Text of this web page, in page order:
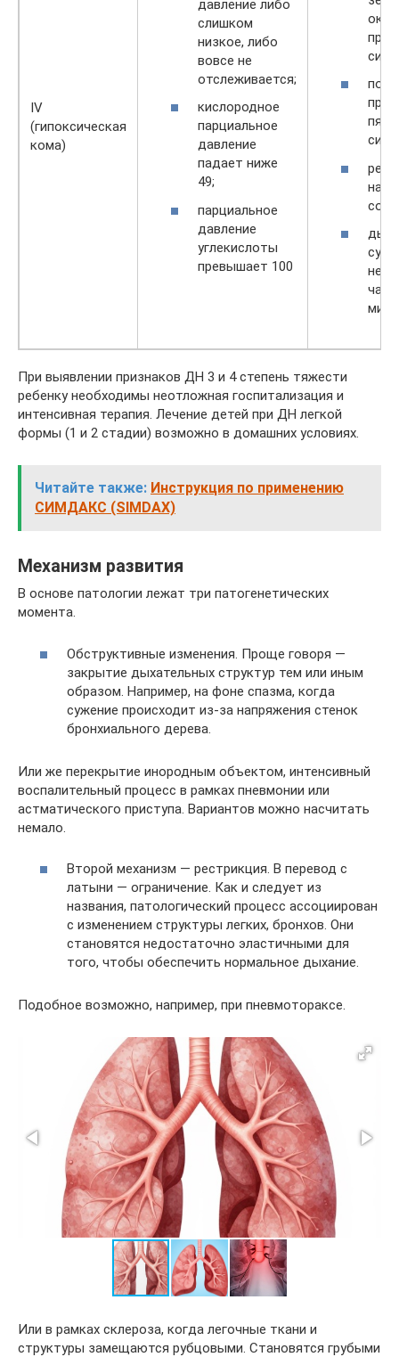
IV
(гипоксическая
кома)
давление либо
слишком
низкое, либо
вовсе не
отслеживается;
кислородное
парциальное
давление
падает ниже
49;
парциальное
давление
углекислоты
превышает 100
по
При выявлении признаков ДН 3 и 4 степень тяжести
ребенку необходимы неотложная госпитализация и
интенсивная терапия. Лечение детей при ДН легкой
формы (1 и 2 стадии) возможно в домашних условиях.
Читайте также: Инструкция по применению
СИМДАКС (SIMDAX)
Механизм развития
В основе патологии лежат три патогенетических
момента.
Обструктивные изменения. Проще говоря —
закрытие дыхательных структур тем или иным
образом. Например, на фоне спазма, когда
сужение происходит из-за напряжения стенок
бронхиального дерева.
Или же перекрытие инородным объектом, интенсивный
воспалительный процесс в рамках пневмонии или
астматического приступа. Вариантов можно насчитать
немало.
Второй механизм — рестрикция. В перевод с
латыни — ограничение. Как и следует из
названия, патологический процесс ассоциирован
с изменением структуры легких, бронхов. Они
становятся недостаточно эластичными для
того, чтобы обеспечить нормальное дыхание.
Подобное возможно, например, при пневмотораксе.
Или в рамках склероза, когда легочные ткани и
структуры замещаются рубцовыми. Становятся грубыми